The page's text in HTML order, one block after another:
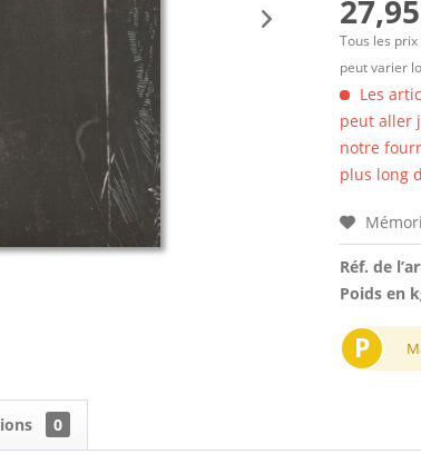
Tous les
peut varier
Les
peut aller
notre
plus long
Réf. de
Poids en
P
0